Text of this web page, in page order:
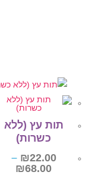
תות עץ (ללא
כשרות)
₪22.00
–
₪68.00